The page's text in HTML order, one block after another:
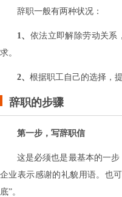
辞职一般有两种状况：
1、 依法立即解除劳动关系
求。
2、 根据职工自己的选择，
辞职的步骤
第一步，写辞职信
这是必须也是最基本的一
企业表示感谢的礼貌用语。也
底”。